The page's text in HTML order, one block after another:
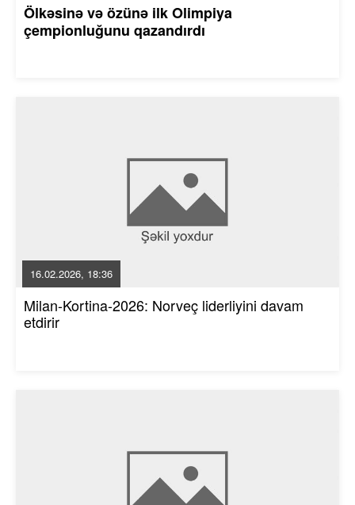
Ölkəsinə və özünə ilk Olimpiya
çempionluğunu qazandırdı
16.02.2026, 18:36
Milan-Kortina-2026: Norveç liderliyini davam
etdirir